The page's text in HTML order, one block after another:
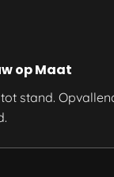
op Maat
stand.